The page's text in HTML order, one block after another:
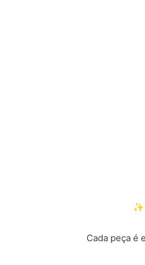
Cada peça é